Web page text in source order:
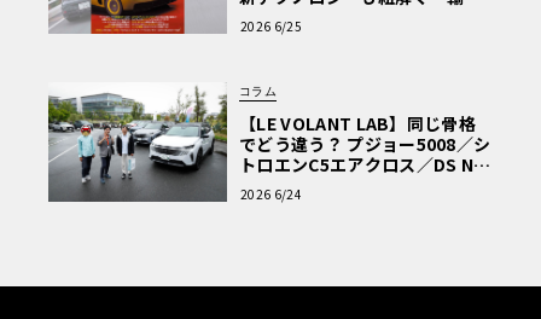
車Q&A」
2026 6/25
コラム
【LE VOLANT LAB】同じ骨格
でどう違う？ プジョー5008／シ
トロエンC5エアクロス／DS Nº4
読者一気乗りレポート
2026 6/24